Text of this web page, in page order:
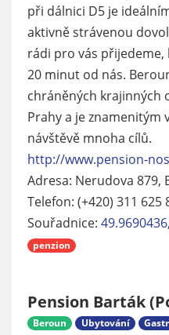
při dálnici D5 je
aktivně strávenou
rádi pro vás přijedeme,
20 minut od nás.
chráněných krajinných
Prahy a je znamenitým
návštěvě mnoha cílů.
http://www.pension-
Adresa: Nerudova 879,
Telefon: (+420) 311 625
Souřadnice:
penzion
Pension Barták
Beroun Ubytování